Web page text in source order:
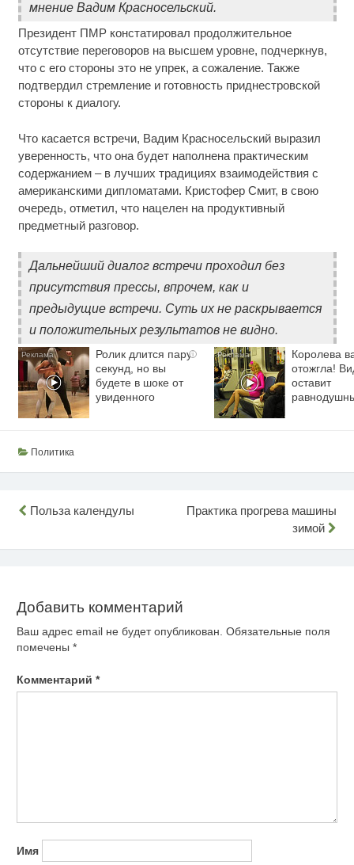
мнение Вадим Красносельский.
Президент ПМР констатировал продолжительное
отсутствие переговоров на высшем уровне, подчеркнув,
что с его стороны это не упрек, а сожаление. Также
подтвердил стремление и готовность приднестровской
стороны к диалогу.
Что касается встречи, Вадим Красносельский выразил
уверенность, что она будет наполнена практическим
содержанием – в лучших традициях взаимодействия с
американскими дипломатами. Кристофер Смит, в свою
очередь, отметил, что нацелен на продуктивный
предметный разговор.
Дальнейший диалог встречи проходил без
присутствия прессы, впрочем, как и
предыдущие встречи. Суть их не раскрывается
и положительных результатов не видно.
i
Ролик длится пару
секунд, но вы
будете в шоке от
увиденного
Королева
отожгла!
оставит
Политика
Навигация
Польза календулы
Практика прогрева машины
зимой
Добавить комментарий
Ваш адрес email не будет опубликован. Обязательные поля
помечены *
Комментарий *
Имя